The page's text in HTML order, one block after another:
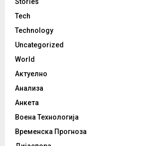
Stories
Tech
Technology
Uncategorized
World
Актуелно
Анализа
Анкета
Воена Технологија
Временска Прогноза